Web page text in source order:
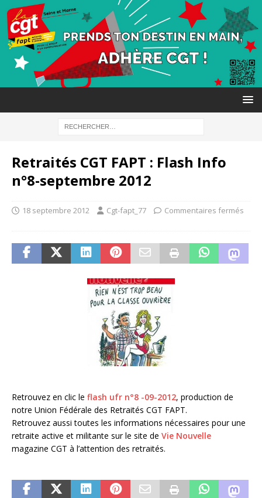
Retraités CGT FAPT : Flash Info
n°8-septembre 2012
18 septembre 2012 Cgt-fapt_77 Commentaires fermés
Retrouvez en clic le flash ufr n°8 -09-2012, production de
notre Union Fédérale des Retraités CGT FAPT.
Retrouvez aussi toutes les informations nécessaires pour une
retraite active et militante sur le site de Vie Nouvelle
magazine CGT à l’attention des retraités.